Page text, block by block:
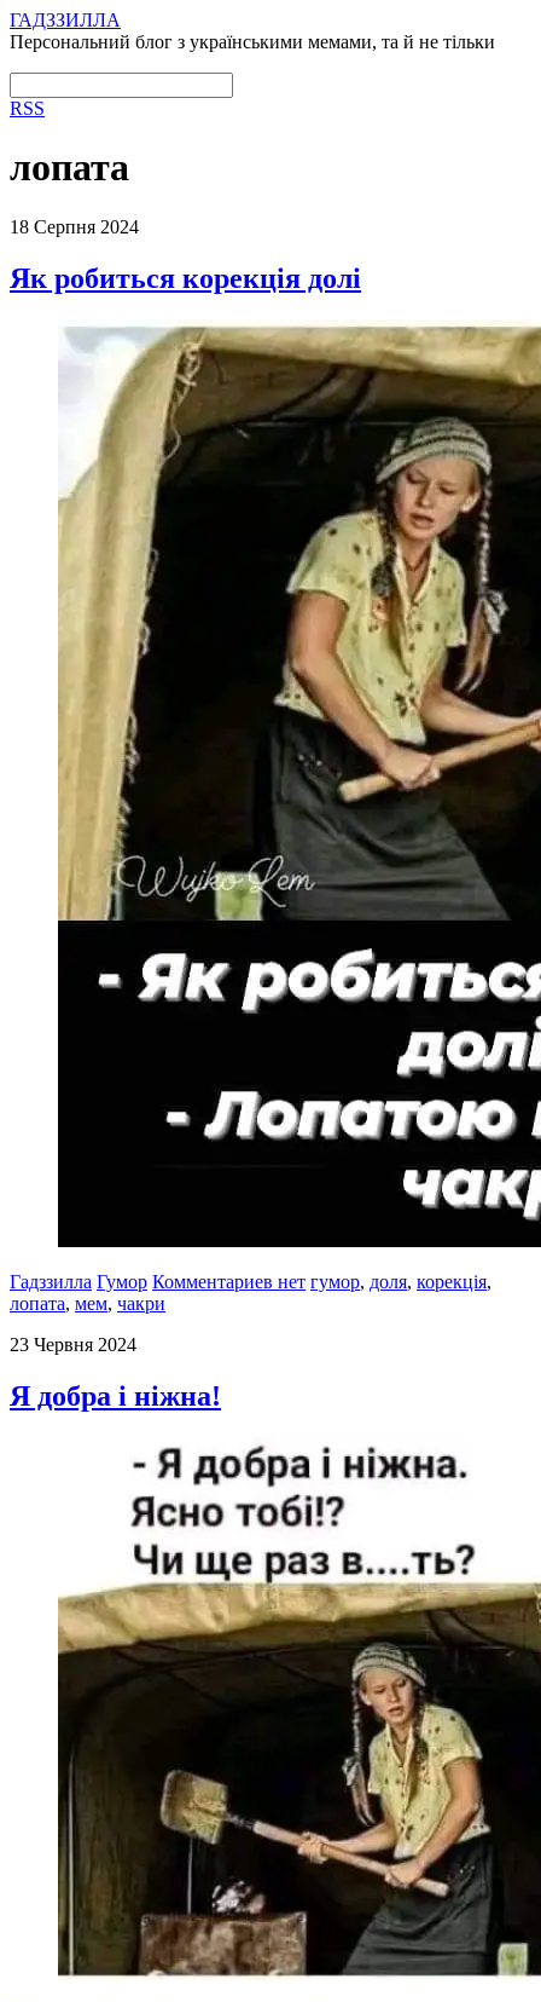
ГАДЗЗИЛЛА
Персональний блог з українськими мемами, та й не тільки
RSS
лопата
18 Серпня 2024
Як робиться корекція долі
Гадззилла Гумор Комментариев нет гумор, доля, корекція,
лопата, мем, чакри
23 Червня 2024
Я добра і ніжна!